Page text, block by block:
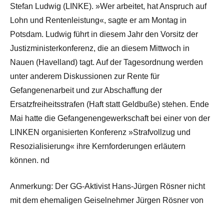
Stefan Ludwig (LINKE). »Wer arbeitet, hat Anspruch auf
Lohn und Rentenleistung«, sagte er am Montag in
Potsdam. Ludwig führt in diesem Jahr den Vorsitz der
Justizministerkonferenz, die an diesem Mittwoch in
Nauen (Havelland) tagt. Auf der Tagesordnung werden
unter anderem Diskussionen zur Rente für
Gefangenenarbeit und zur Abschaffung der
Ersatzfreiheitsstrafen (Haft statt Geldbuße) stehen. Ende
Mai hatte die Gefangenengewerkschaft bei einer von der
LINKEN organisierten Konferenz »Strafvollzug und
Resozialisierung« ihre Kernforderungen erläutern
können. nd
Anmerkung: Der GG-Aktivist Hans-Jürgen Rösner nicht
mit dem ehemaligen Geiselnehmer Jürgen Rösner von